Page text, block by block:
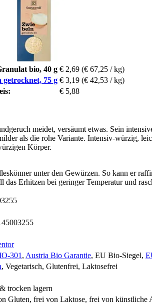
bio, 40 g € 2,69 (€ 67,25 / kg)
75 g € 3,19 (€ 42,53 / kg)
€ 5,88
meidet, versäumt etwas. Sein
als die rohe Variante. Intensiv-würzig,
Körper.
unter den Gewürzen. So kann er
das Erhitzen bei geringer Temperatur und
301 , Austria Bio Garantie, EU Bio-Siegel,
, Vegetarisch, Glutenfrei, Laktosefrei
trocken lagern
Gluten, frei von Laktose, frei von künstliche